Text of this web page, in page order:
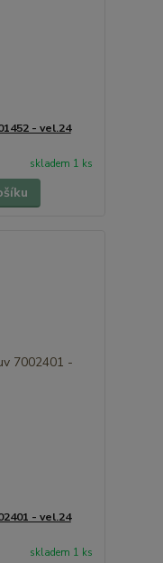
- vel.24
skladem 1 ks
- vel.24
skladem 1 ks